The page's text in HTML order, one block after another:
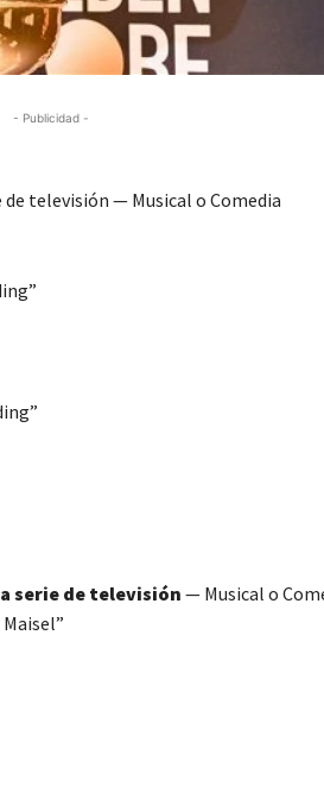
- Publicidad -
televisión — Musical o Comedia
serie de televisión— Musical o